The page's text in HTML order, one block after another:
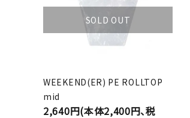
SOLD OUT
WEEKEND(ER) PE ROLLTOP
mid
2,640円(本体2,400円、税